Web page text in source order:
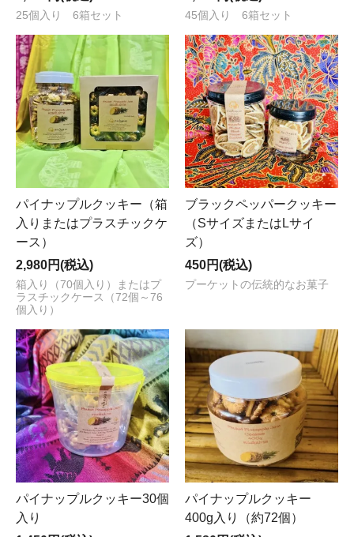
25個入り 6箱セット 45個入り 6箱セット
パイナップルクッキー（箱
入りまたはプラスチックケ
ース）
2,980円(税込)
箱入り（70個入り）またはプ
ラスチックケース（72個～76
個入り）
ブラックペッパークッキー
（SサイズまたはLサイ
ズ）
450円(税込)
プーケットの伝統的なお菓子
パイナップルクッキー30個
入り
パイナップルクッキー
400g入り（約72個）